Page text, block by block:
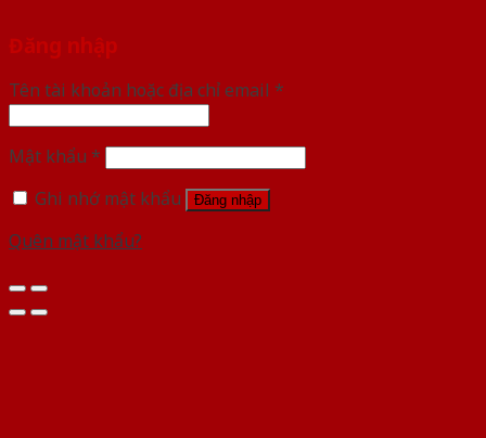
Đăng nhập
Tên tài khoản hoặc địa chỉ email *
Mật khẩu *
Ghi nhớ mật khẩu
Đăng nhập
Quên mật khẩu?